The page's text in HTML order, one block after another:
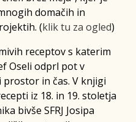
domačih in
(klik tu za ogled)
receptov s katerim
Oseli odprl pot v
in čas. V knjigi
iz 18. in 19. stoletja
bivše SFRJ Josipa